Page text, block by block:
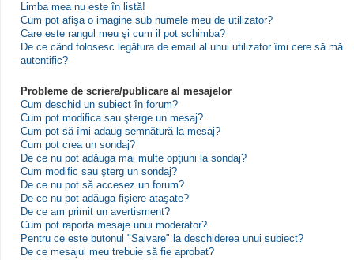
Limba mea nu este în listă!
Cum pot afişa o imagine sub numele meu de utilizator?
Care este rangul meu şi cum il pot schimba?
De ce când folosesc legătura de email al unui utilizator îmi cere să mă
autentific?
Probleme de scriere/publicare al mesajelor
Cum deschid un subiect în forum?
Cum pot modifica sau şterge un mesaj?
Cum pot să îmi adaug semnătură la mesaj?
Cum pot crea un sondaj?
De ce nu pot adăuga mai multe opţiuni la sondaj?
Cum modific sau şterg un sondaj?
De ce nu pot să accesez un forum?
De ce nu pot adăuga fişiere ataşate?
De ce am primit un avertisment?
Cum pot raporta mesaje unui moderator?
Pentru ce este butonul "Salvare" la deschiderea unui subiect?
De ce mesajul meu trebuie să fie aprobat?